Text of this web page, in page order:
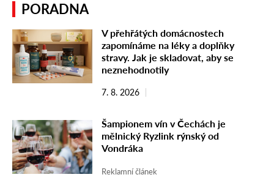
PORADNA
V přehřátých domácnostech
zapomínáme na léky a doplňky
stravy. Jak je skladovat, aby se
neznehodnotily
7. 8. 2026
Šampionem vín v Čechách je
mělnický Ryzlink rýnský od
Vondráka
Reklamní článek